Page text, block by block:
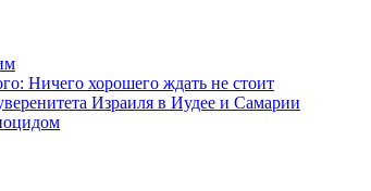
Ничего хорошего ждать не стоит
Израиля в Иудее и Самарии